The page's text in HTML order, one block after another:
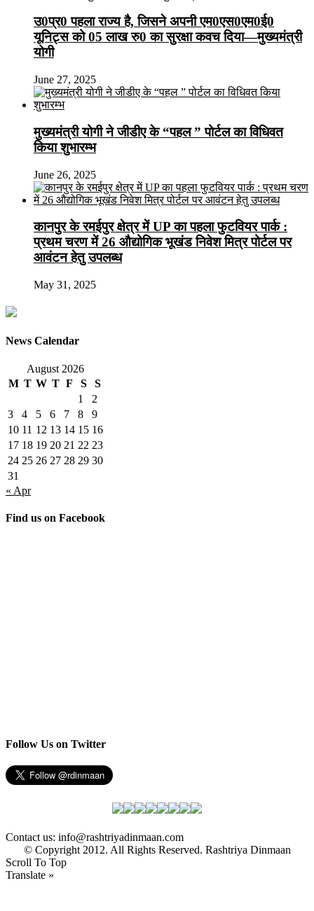
उ0प्र0 पहला राज्य है, जिसने अपनी एम0एस0एम0ई0
यूनिट्स को 05 लाख रु0 का सुरक्षा कवच दिया—मुख्यमंत्री
योगी
June 27, 2025
मुख्यमंत्री योगी ने जीडीए के “पहल ” पोर्टल का विधिवत
किया शुभारम्भ
June 26, 2025
कानपुर के रमईपुर क्षेत्र में UP का पहला फुटवियर पार्क :
प्रथम चरण में 26 औद्योगिक भूखंड निवेश मित्र पोर्टल पर
आवंटन हेतु उपलब्ध
May 31, 2025
News Calendar
August 2026
M T W T F S
S
1
2
3
4 5 6 7 8
9
10 11 12 13 14 15 16
17 18 19 20 21 22 23
24 25 26 27 28 29 30
31
« Apr
Find us on Facebook
Follow Us on Twitter
Contact us: info@rashtriyadinmaan.com
© Copyright 2012. All Rights Reserved. Rashtriya Dinmaan
Scroll To Top
Translate »